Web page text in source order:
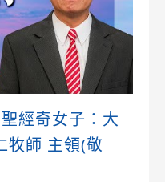
經奇女子：大
師 主領(敬